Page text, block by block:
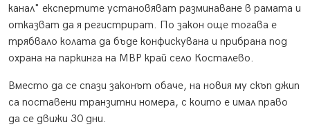
канал" експертите установяват разминаване в рамата и
отказват да я регистрират. По закон още тогава е
трябвало колата да бъде конфискувана и прибрана под
охрана на паркинга на МВР край село Косталево.
Вместо да се спази законът обаче, на новия му скъп джип
са поставени транзитни номера, с които е имал право
да се движи 30 дни.